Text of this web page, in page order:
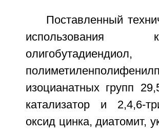
Поставленный
использования
изоцианатных групп
катализатор и 2,4,6-
оксид цинка, диатомит,